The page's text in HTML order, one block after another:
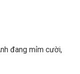
đang mỉm cười,